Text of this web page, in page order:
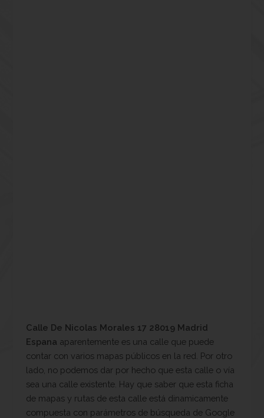
Calle De Nicolas Morales 17 28019 Madrid
Espana aparentemente es una calle que puede
contar con varios mapas públicos en la red. Por otro
lado, no podemos dar por hecho que esta calle o vía
sea una calle existente. Hay que saber que esta ficha
de mapas y rutas de esta calle está dinamicamente
compuesta con parámetros de búsqueda de Google